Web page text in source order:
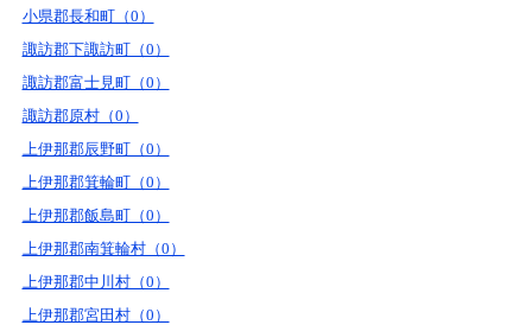
小県郡長和町（0）
諏訪郡下諏訪町（0）
諏訪郡富士見町（0）
諏訪郡原村（0）
上伊那郡辰野町（0）
上伊那郡箕輪町（0）
上伊那郡飯島町（0）
上伊那郡南箕輪村（0）
上伊那郡中川村（0）
上伊那郡宮田村（0）